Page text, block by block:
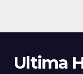
Ultima